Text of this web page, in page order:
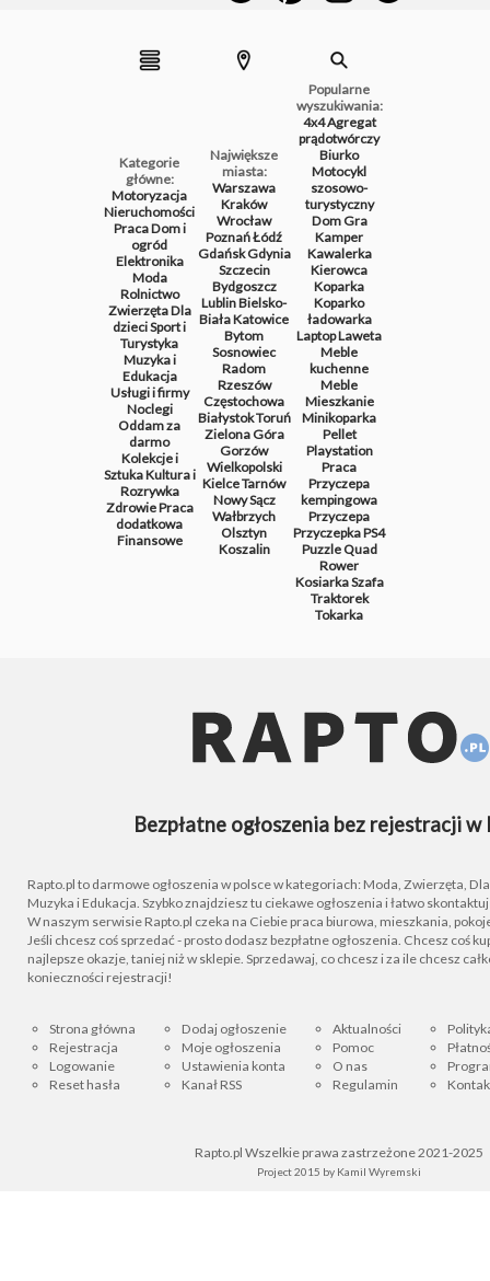
Kategorie
główne:
Motoryzacja
Nieruchomości
PracaDom i
ogród
Elektronika
Moda
Rolnictwo
ZwierzętaDla
dzieciSport i
Turystyka
Muzyka i
Edukacja
Usługi i firmy
Noclegi
Oddam za
darmo
Kolekcje i
SztukaKultura i
Rozrywka
ZdrowiePraca
dodatkowa
Finansowe
Największe
miasta:
Warszawa
Kraków
Wrocław
PoznańŁódź
GdańskGdynia
Szczecin
Bydgoszcz
LublinBielsko-
BiałaKatowice
Bytom
Sosnowiec
Radom
Rzeszów
Częstochowa
BiałystokToruń
Zielona Góra
Gorzów
Wielkopolski
KielceTarnów
Nowy Sącz
Wałbrzych
Olsztyn
Koszalin
Popularne
wyszukiwania:
4x4Agregat
prądotwórczy
Biurko
Motocykl
szosowo-
turystyczny
DomGra
Kamper
Kawalerka
Kierowca
Koparka
Koparko
ładowarka
LaptopLaweta
Meble
kuchenne
Meble
Mieszkanie
Minikoparka
Pellet
Playstation
Praca
Przyczepa
kempingowa
Przyczepa
PrzyczepkaPS4
PuzzleQuad
Rower
KosiarkaSzafa
Traktorek
Tokarka
Bezpłatne ogłoszenia bez rejestracji w
Rapto.pl to darmowe ogłoszenia w polsce w kategoriach: Moda, Zwierzęta, Dla
Muzyka i Edukacja. Szybko znajdziesz tu ciekawe ogłoszenia i łatwo
W naszym serwisie Rapto.pl czeka na Ciebie praca biurowa, mieszkania,
Jeśli chcesz coś sprzedać - prosto dodasz bezpłatne ogłoszenia. Chcesz coś
najlepsze okazje, taniej niż w sklepie. Sprzedawaj, co chcesz i za ile chcesz
konieczności rejestracji!
Strona główna
Rejestracja
Logowanie
Reset hasła
Dodaj ogłoszenie
Moje ogłoszenia
Ustawienia konta
Kanał RSS
Aktualności
Pomoc
O nas
Regulamin
Rapto.pl Wszelkie prawa zastrzeżone 2021-2025
Project 2015 by Kamil Wyremski